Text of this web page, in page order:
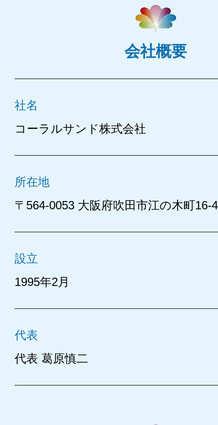
会社概要
社名
コーラルサンド株式会社
所在地
〒564-0053 大阪府吹田市江の木町16-
設立
1995年2月
代表
代表 葛原慎二